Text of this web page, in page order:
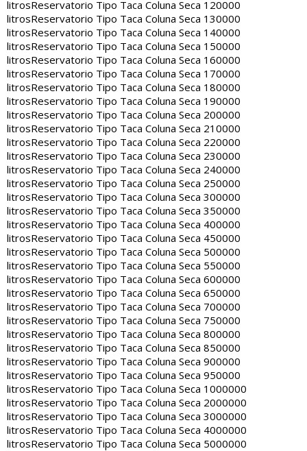
litrosReservatorio Tipo Taca Coluna Seca 120000
litrosReservatorio Tipo Taca Coluna Seca 130000
litrosReservatorio Tipo Taca Coluna Seca 140000
litrosReservatorio Tipo Taca Coluna Seca 150000
litrosReservatorio Tipo Taca Coluna Seca 160000
litrosReservatorio Tipo Taca Coluna Seca 170000
litrosReservatorio Tipo Taca Coluna Seca 180000
litrosReservatorio Tipo Taca Coluna Seca 190000
litrosReservatorio Tipo Taca Coluna Seca 200000
litrosReservatorio Tipo Taca Coluna Seca 210000
litrosReservatorio Tipo Taca Coluna Seca 220000
litrosReservatorio Tipo Taca Coluna Seca 230000
litrosReservatorio Tipo Taca Coluna Seca 240000
litrosReservatorio Tipo Taca Coluna Seca 250000
litrosReservatorio Tipo Taca Coluna Seca 300000
litrosReservatorio Tipo Taca Coluna Seca 350000
litrosReservatorio Tipo Taca Coluna Seca 400000
litrosReservatorio Tipo Taca Coluna Seca 450000
litrosReservatorio Tipo Taca Coluna Seca 500000
litrosReservatorio Tipo Taca Coluna Seca 550000
litrosReservatorio Tipo Taca Coluna Seca 600000
litrosReservatorio Tipo Taca Coluna Seca 650000
litrosReservatorio Tipo Taca Coluna Seca 700000
litrosReservatorio Tipo Taca Coluna Seca 750000
litrosReservatorio Tipo Taca Coluna Seca 800000
litrosReservatorio Tipo Taca Coluna Seca 850000
litrosReservatorio Tipo Taca Coluna Seca 900000
litrosReservatorio Tipo Taca Coluna Seca 950000
litrosReservatorio Tipo Taca Coluna Seca 1000000
litrosReservatorio Tipo Taca Coluna Seca 2000000
litrosReservatorio Tipo Taca Coluna Seca 3000000
litrosReservatorio Tipo Taca Coluna Seca 4000000
litrosReservatorio Tipo Taca Coluna Seca 5000000